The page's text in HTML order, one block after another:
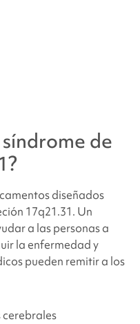
de
?
diseñados
17q21.31. Un
a las personas a
la enfermedad y
pueden remitir a los
cerebrales